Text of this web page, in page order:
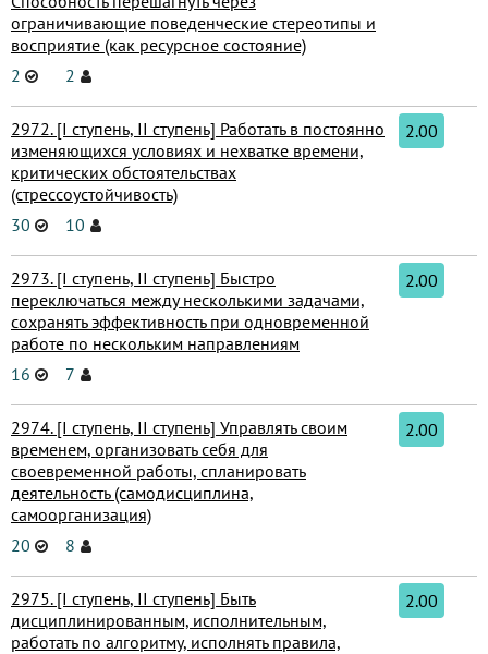
ограничивающие поведенческие стереотипы и
восприятие (как ресурсное состояние)
2
2
2972. [I ступень, II ступень] Работать в постоянно
изменяющихся условиях и нехватке времени,
критических обстоятельствах
(стрессоустойчивость)
30
10
2.00
2973. [I ступень, II ступень] Быстро
переключаться между несколькими задачами,
сохранять эффективность при одновременной
работе по нескольким направлениям
16
7
2.00
2974. [I ступень, II ступень] Управлять своим
временем, организовать себя для
своевременной работы, спланировать
деятельность (самодисциплина,
самоорганизация)
20
8
2.00
2975. [I ступень, II ступень] Быть
дисциплинированным, исполнительным,
работать по алгоритму, исполнять правила,
2.00